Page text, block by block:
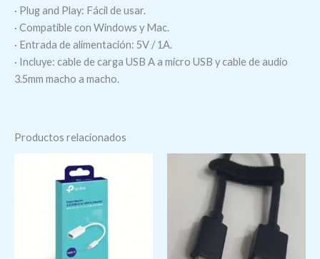
· Plug and Play: Fácil de usar.
· Compatible con Windows y Mac.
· Entrada de alimentación: 5V / 1A.
· Incluye: cable de carga USB A a micro USB y cable de audio
3.5mm macho a macho.
Productos relacionados